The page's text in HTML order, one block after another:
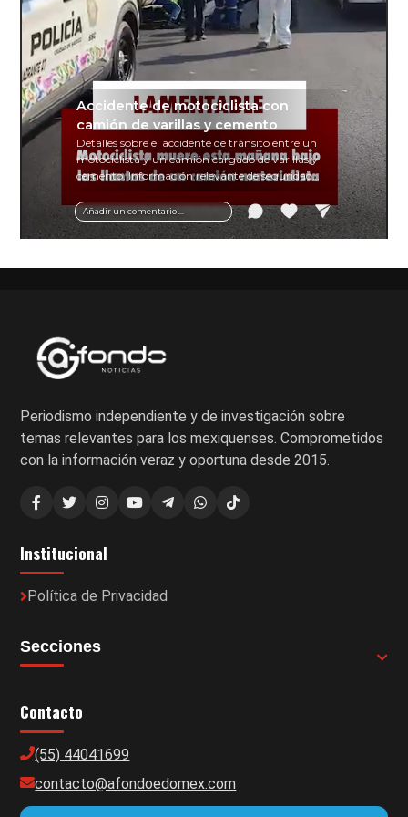
Añadir un comentario ...
Accidente de motociclista con
camión de varillas y cemento
Detalles sobre el accidente de tránsito entre un
motociclista y un camión cargado de varillas y
cemento. Información relevante de seguridad
vial y recomendaciones para motociclistas.
Periodismo independiente y de investigación sobre
temas relevantes para los mexiquenses. Comprometidos
con la información veraz y oportuna desde 2015.
Institucional
Política de Privacidad
Secciones
Contacto
(55) 44041699
contacto@afondoedomex.com